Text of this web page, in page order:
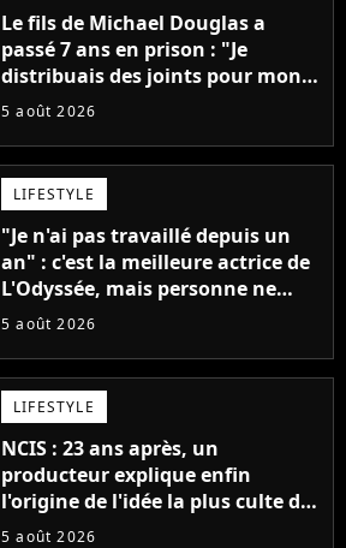
Le fils de Michael Douglas a
passé 7 ans en prison : "Je
distribuais des joints pour mon
père"
5 août 2026
LIFESTYLE
"Je n'ai pas travaillé depuis un
an" : c'est la meilleure actrice de
L'Odyssée, mais personne ne
veut lui donner de rôle au
5 août 2026
LIFESTYLE
NCIS : 23 ans après, un
producteur explique enfin
l'origine de l'idée la plus culte de
la série (et on ne parle pas du
5 août 2026